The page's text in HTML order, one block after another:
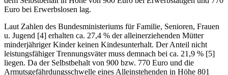
Euro bei Erwerbslosen lag.
Laut Zahlen des Bundesministeriums für Familie, Senioren, Frauen
u. Jugend [4] erhalten ca. 27,4 % der alleinerziehenden Mütter
minderjähriger Kinder keinen Kindesunterhalt. Der Anteil nicht
leistungsfähiger Trennungsväter muss demnach bei ca. 21,9 % [5]
liegen. Da der Selbstbehalt von 900 bzw. 770 Euro und die
Armutsgefährdungsschwelle eines Alleinstehenden in Höhe 801